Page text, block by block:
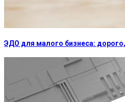
ЭДО для малого бизнеса: